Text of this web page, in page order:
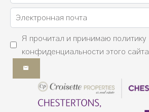
Я прочитал и принимаю политику
конфиденциальности этого сайта